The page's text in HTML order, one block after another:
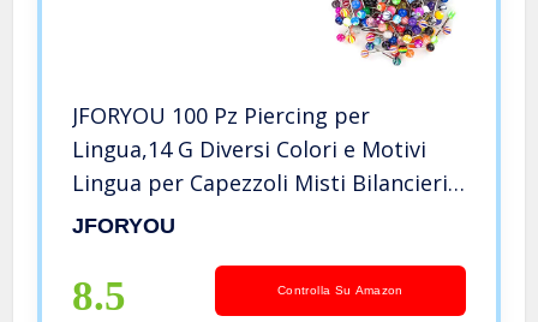
JFORYOU 100 Pz Piercing per
Lingua,14 G Diversi Colori e Motivi
Lingua per Capezzoli Misti Bilancieri
Gioielli per Corpo Piercing
JFORYOU
8.5 Controlla Su Amazon